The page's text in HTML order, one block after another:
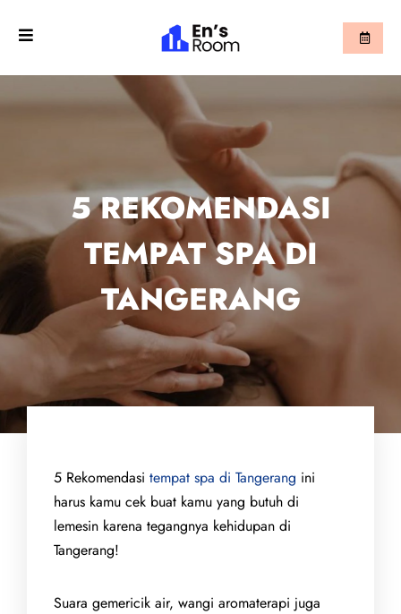
5 REKOMENDASI
TEMPAT SPA DI
TANGERANG
5 Rekomendasi tempat spa di Tangerang ini
harus kamu cek buat kamu yang butuh di
lemesin karena tegangnya kehidupan di
Tangerang!
Suara gemericik air, wangi aromaterapi juga